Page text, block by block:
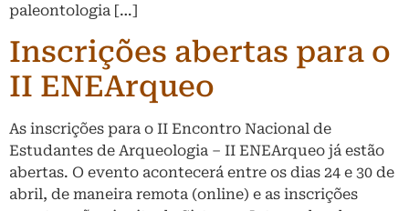
paleontologia […]
Inscrições abertas para o
II ENEArqueo
As inscrições para o II Encontro Nacional de
Estudantes de Arqueologia – II ENEArqueo já estão
abertas. O evento acontecerá entre os dias 24 e 30 de
abril, de maneira remota (online) e as inscrições